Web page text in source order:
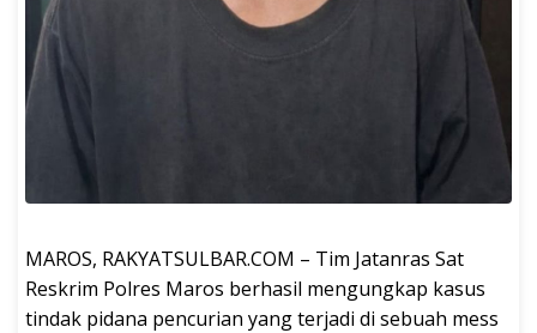
MAROS, RAKYATSULBAR.COM – Tim Jatanras Sat
Reskrim Polres Maros berhasil mengungkap kasus
tindak pidana pencurian yang terjadi di sebuah mess